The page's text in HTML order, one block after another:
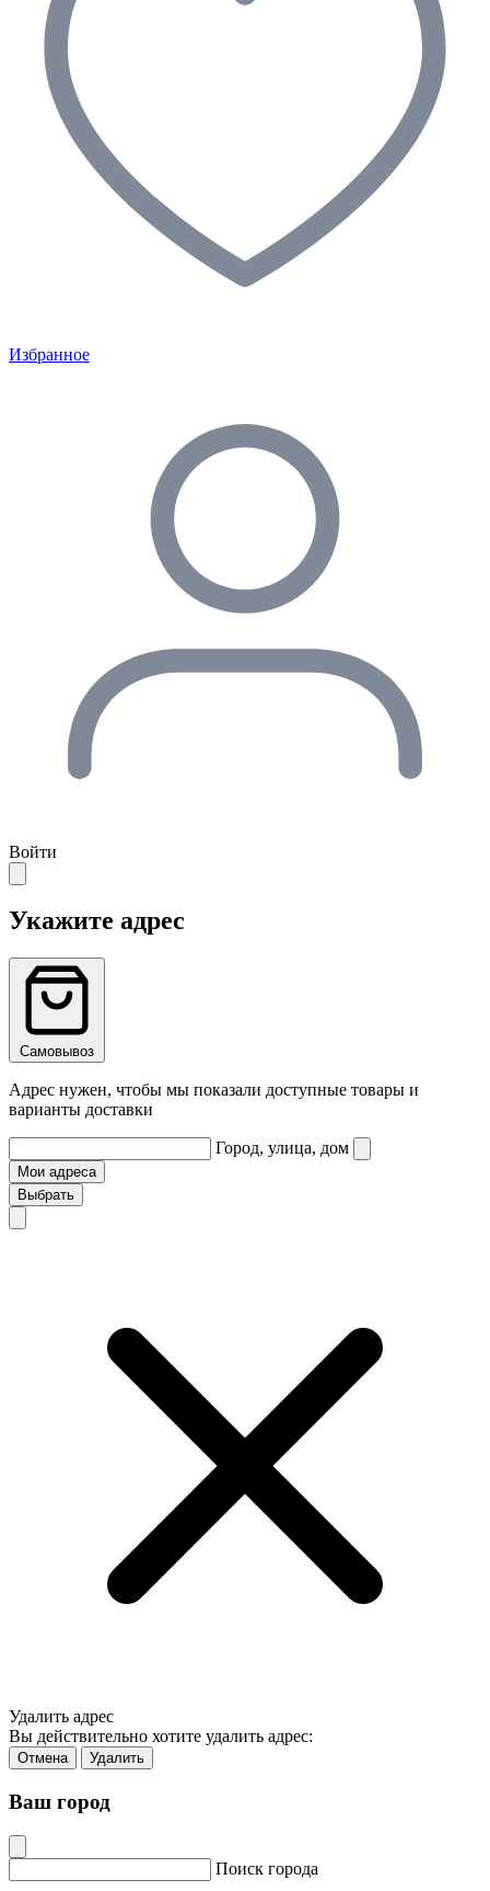
Избранное
Войти
Укажите адрес
Самовывоз
Адрес нужен, чтобы мы показали доступные товары и
варианты доставки
Город, улица, дом
Мои адреса
Выбрать
Удалить адрес
Вы действительно хотите удалить адрес:
Отмена Удалить
Ваш город
Поиск города